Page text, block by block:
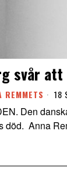
svår
REMMETS 18
Den
död. Anna